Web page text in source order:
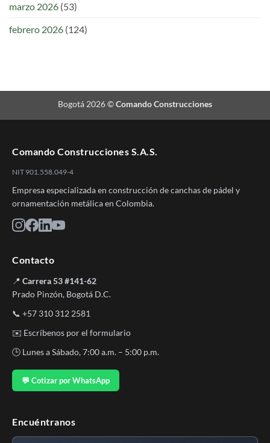
marzo 2026 (53)
febrero 2026 (124)
Bogotá 2026 ©Comando Construcciones
Comando Construcciones S.A.S.
NIT 901.558.049-4
Empresa especializada en construcción de canchas de pádel y
ornamentación metálica en Colombia.
Contacto
📍 Carrera 53 #141-62
Prado Pinzón, Bogotá D.C.
📞 +57 310 312 2581
✉️ Escríbenos por el formulario
🕒 Lunes a Sábado, 7:00 a.m. – 5:00 p.m.
💬 Cotizar por WhatsApp
Encuéntranos